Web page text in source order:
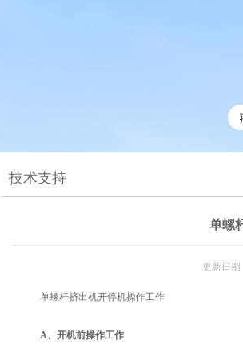
技术支持
单螺
更新日
单螺杆挤出机开停机操作工作
A、开机前操作工作